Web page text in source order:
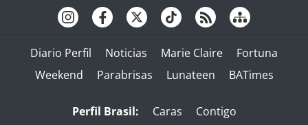
Diario Perfil Noticias Marie Claire
Fortuna
Weekend
Parabrisas Lunateen BATimes
Perfil Brasil: Caras
Contigo